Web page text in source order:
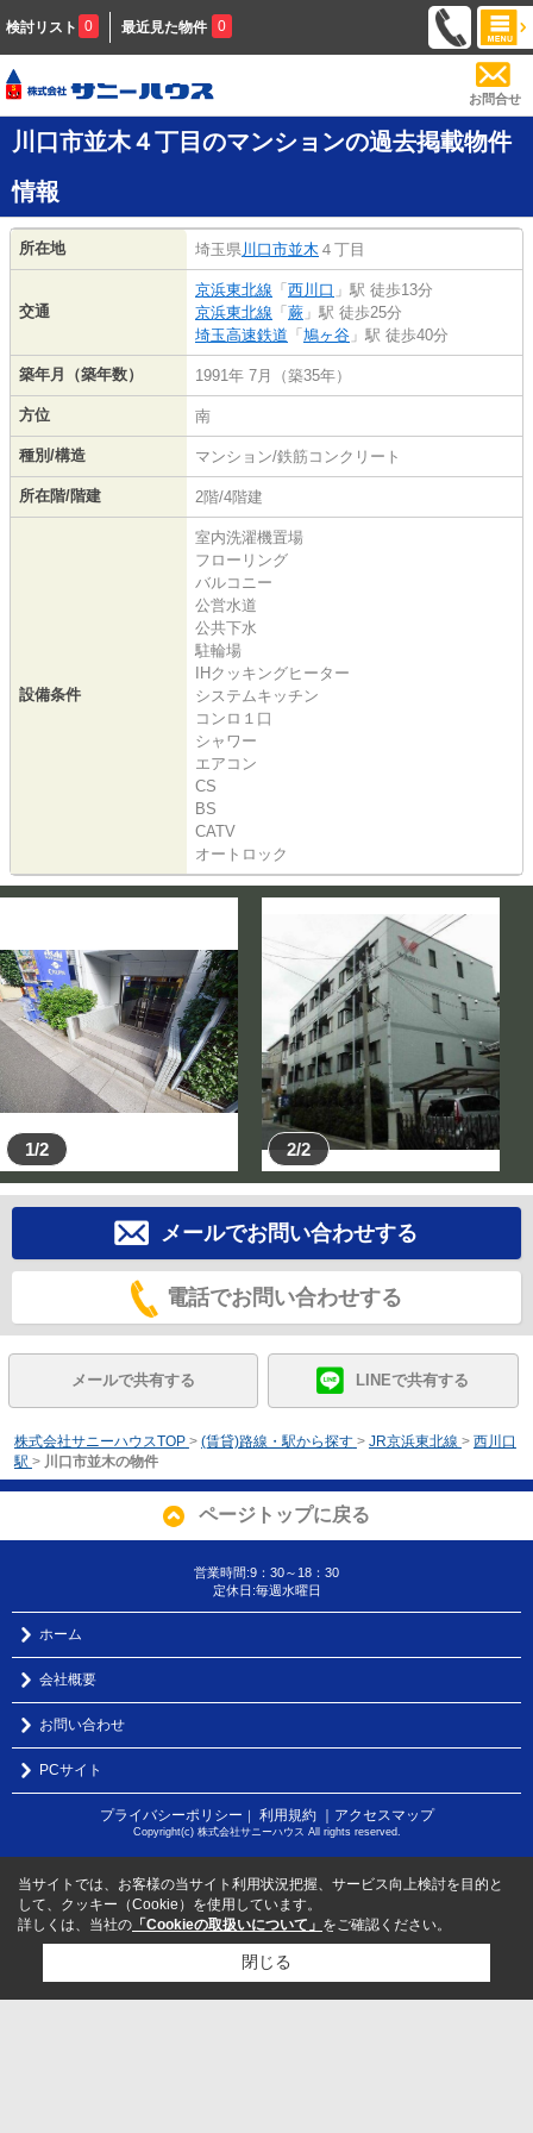
検討リスト 0 最近見た物件 0
お問合せ
川口市並木４丁目のマンションの過去掲載物件
情報
所在地 埼玉県 川口市並木 ４丁目
交通
京浜東北線 「 西川口 」駅 徒歩13分
京浜東北線 「 蕨 」駅 徒歩25分
埼玉高速鉄道 「 鳩ヶ谷 」駅 徒歩40分
築年月（築年数） 1991年 7月（築35年）
方位 南
種別/構造 マンション/鉄筋コンクリート
所在階/階建 2階/4階建
設備条件
室内洗濯機置場
フローリング
バルコニー
公営水道
公共下水
駐輪場
IHクッキングヒーター
システムキッチン
コンロ１口
シャワー
エアコン
CS
BS
CATV
オートロック
1/2 2/2
メールでお問い合わせする
電話でお問い合わせする
メールで共有する LINEで共有する
株式会社サニーハウスTOP > (賃貸)路線・駅から探す > JR京浜東北線 > 西川口
駅 > 川口市並木の物件
ページトップに戻る
営業時間:9：30～18：30
定休日:毎週水曜日
ホーム
会社概要
お問い合わせ
PCサイト
プライバシーポリシー ｜ 利用規約 ｜アクセスマップ
Copyright(c) 株式会社サニーハウス All rights reserved.
当サイトでは、お客様の当サイト利用状況把握、サービス向上検討を目的と
して、クッキー（Cookie）を使用しています。
詳しくは、当社の 「Cookieの取扱いについて」 をご確認ください。
閉じる